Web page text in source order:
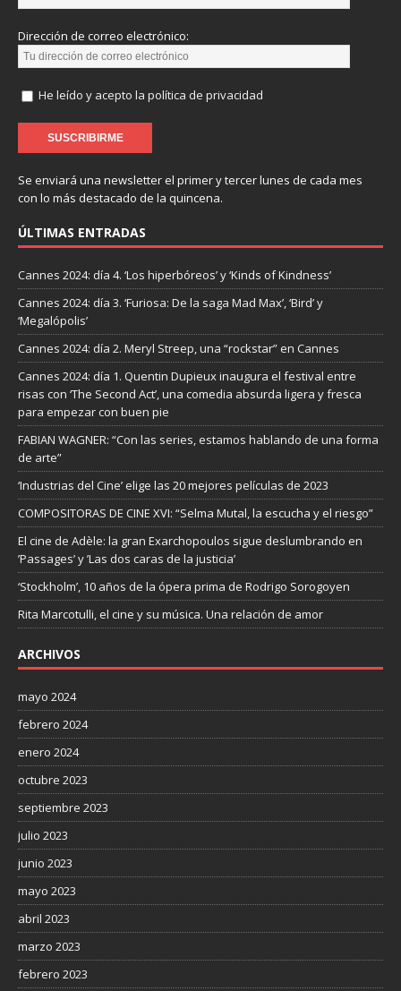
Dirección de correo electrónico:
He leído y acepto la política de privacidad
Se enviará una newsletter el primer y tercer lunes de cada mes
con lo más destacado de la quincena.
ÚLTIMAS ENTRADAS
Cannes 2024: día 4. ‘Los hiperbóreos’ y ‘Kinds of Kindness’
Cannes 2024: día 3. ‘Furiosa: De la saga Mad Max’, ‘Bird’ y
‘Megalópolis’
Cannes 2024: día 2. Meryl Streep, una “rockstar” en Cannes
Cannes 2024: día 1. Quentin Dupieux inaugura el festival entre
risas con ‘The Second Act’, una comedia absurda ligera y fresca
para empezar con buen pie
FABIAN WAGNER: “Con las series, estamos hablando de una forma
de arte”
‘Industrias del Cine’ elige las 20 mejores películas de 2023
COMPOSITORAS DE CINE XVI: “Selma Mutal, la escucha y el riesgo”
El cine de Adèle: la gran Exarchopoulos sigue deslumbrando en
’Passages’ y ’Las dos caras de la justicia’
‘Stockholm’, 10 años de la ópera prima de Rodrigo Sorogoyen
Rita Marcotulli, el cine y su música. Una relación de amor
ARCHIVOS
mayo 2024
febrero 2024
enero 2024
octubre 2023
septiembre 2023
julio 2023
junio 2023
mayo 2023
abril 2023
marzo 2023
febrero 2023